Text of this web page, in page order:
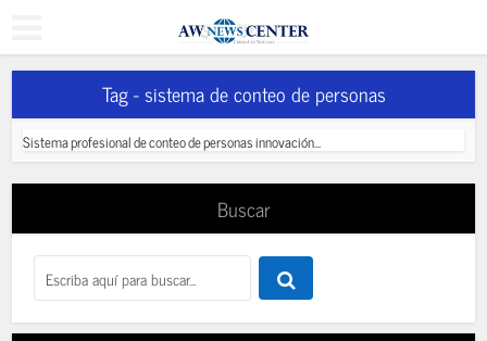
Tag - sistema de conteo de personas
Sistema profesional de conteo de personas innovación...
Buscar